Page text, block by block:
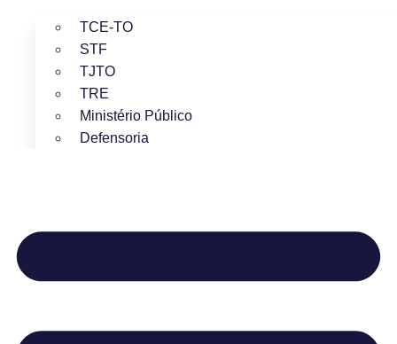
TCE-TO
STF
TJTO
TRE
Ministério Público
Defensoria